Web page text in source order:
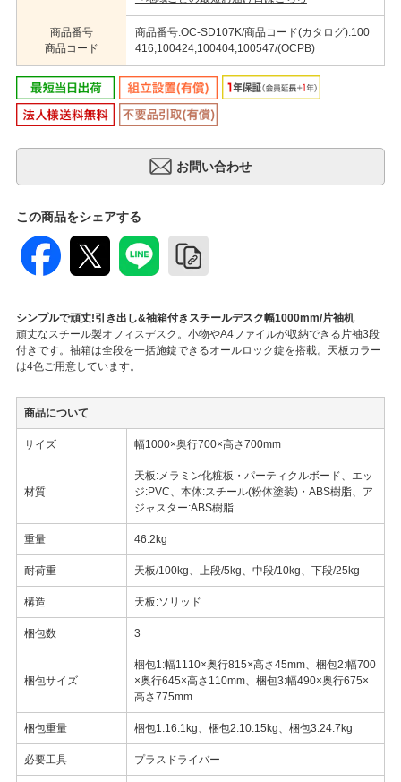
商品番号
商品コード
商品番号:OC-SD107K/商品コード(カタログ):100
416,100424,100404,100547/(OCPB)
この商品をシェアする
シンプルで頑丈!引き出し&袖箱付きスチールデスク幅1000mm/片袖机
頑丈なスチール製オフィスデスク。小物やA4ファイルが収納できる片袖3段
付きです。袖箱は全段を一括施錠できるオールロック錠を搭載。天板カラー
は4色ご用意しています。
商品について
サイズ 幅1000×奥行700×高さ700mm
材質
天板:メラミン化粧板・パーティクルボード、エッ
ジ:PVC、本体:スチール(粉体塗装)・ABS樹脂、ア
ジャスター:ABS樹脂
重量 46.2kg
耐荷重 天板/100kg、上段/5kg、中段/10kg、下段/25kg
構造 天板:ソリッド
梱包数 3
梱包サイズ
梱包1:幅1110×奥行815×高さ45mm、梱包2:幅700
×奥行645×高さ110mm、梱包3:幅490×奥行675×
高さ775mm
梱包重量 梱包1:16.1kg、梱包2:10.15kg、梱包3:24.7kg
必要工具 プラスドライバー